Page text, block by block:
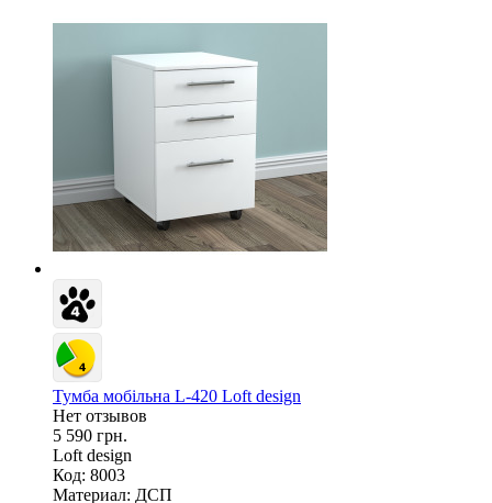
Тумба мобільна L-420 Loft design
Нет отзывов
5 590 грн.
Loft design
Код: 8003
Материал: ДСП